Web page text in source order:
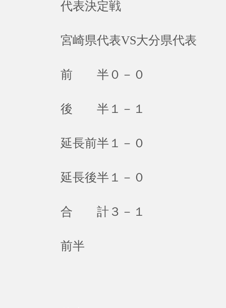
代表決定戦
宮崎県代表VS大分県代表
前 半０－０
後 半１－１
延長前半１－０
延長後半１－０
合 計３－１
前半